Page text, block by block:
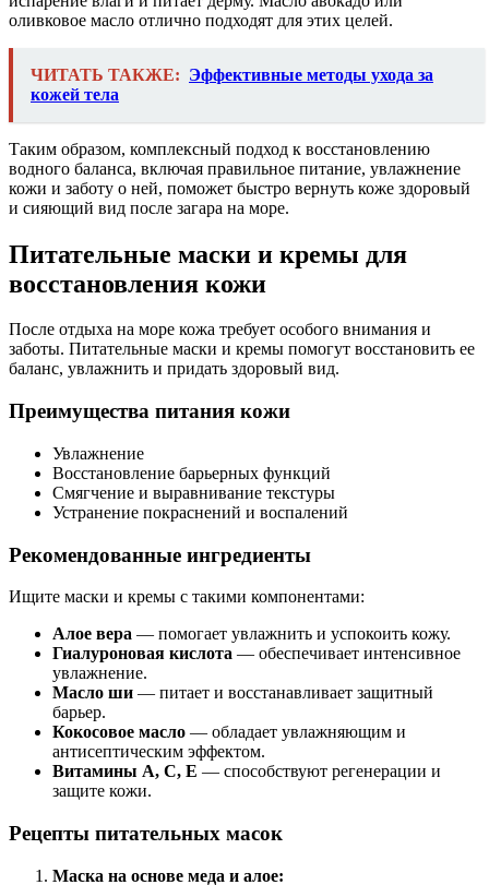
оливковое масло отлично подходят для этих целей.
ЧИТАТЬ ТАКЖЕ: Эффективные методы ухода за
кожей тела
Таким образом, комплексный подход к восстановлению
водного баланса, включая правильное питание, увлажнение
кожи и заботу о ней, поможет быстро вернуть коже здоровый
и сияющий вид после загара на море.
Питательные маски и кремы для
восстановления кожи
После отдыха на море кожа требует особого внимания и
заботы. Питательные маски и кремы помогут восстановить ее
баланс, увлажнить и придать здоровый вид.
Преимущества питания кожи
Увлажнение
Восстановление барьерных функций
Смягчение и выравнивание текстуры
Устранение покраснений и воспалений
Рекомендованные ингредиенты
Ищите маски и кремы с такими компонентами:
Алое вера — помогает увлажнить и успокоить кожу.
Гиалуроновая кислота — обеспечивает интенсивное
увлажнение.
Масло ши — питает и восстанавливает защитный
барьер.
Кокосовое масло — обладает увлажняющим и
антисептическим эффектом.
Витамины A, C, E — способствуют регенерации и
защите кожи.
Рецепты питательных масок
Маска на основе меда и алое: